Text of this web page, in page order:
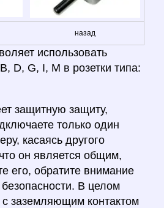
назад
использовать
D, G, I, M в розетки типа:
защитную защиту,
только один
касаясь другого
он является общим,
его, обратите внимание
В целом
заземляющим контактом